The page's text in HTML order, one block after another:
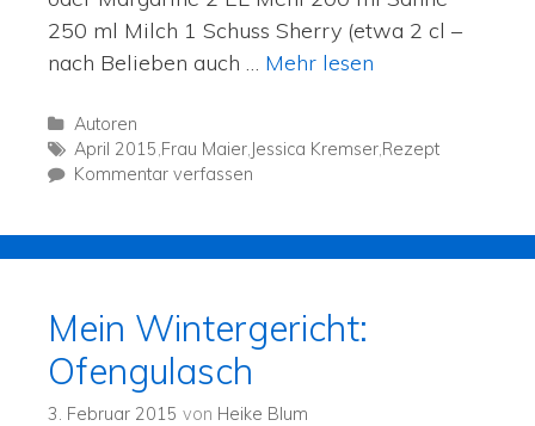
250 ml Milch 1 Schuss Sherry (etwa 2 cl –
nach Belieben auch … Mehr lesen
Autoren
April 2015,Frau Maier, Jessica Kremser,Rezept
Kommentar verfassen
Mein Wintergericht:
Ofengulasch
3. Februar 2015 von Heike Blum